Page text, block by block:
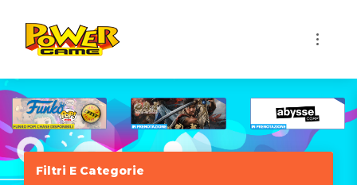
Filtri E Categorie